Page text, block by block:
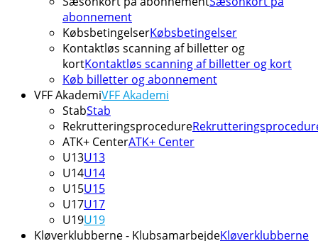
abonnement
KøbsbetingelserKøbsbetingelser
Kontaktløs scanning af billetter og
kortKontaktløs scanning af billetter og kort
Køb billetter og abonnement
VFF AkademiVFF Akademi
StabStab
Rekrutteringsprocedure
ATK+ CenterATK+ Center
U13U13
U14U14
U15U15
U17U17
U19U19
Kløverklubberne - KlubsamarbejdeKløverklubberne